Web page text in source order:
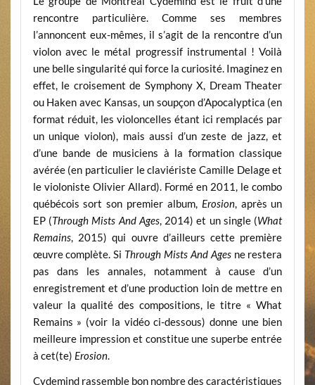
rencontre particulière. Comme ses membres
l’annoncent eux-mêmes, il s’agit de la rencontre d’un
violon avec le métal progressif instrumental ! Voilà
une belle singularité qui force la curiosité. Imaginez en
effet, le croisement de Symphony X, Dream Theater
ou Haken avec Kansas, un soupçon d’Apocalyptica (en
format réduit, les violoncelles étant ici remplacés par
un unique violon), mais aussi d’un zeste de jazz, et
d’une bande de musiciens à la formation classique
avérée (en particulier le claviériste Camille Delage et
le violoniste Olivier Allard). Formé en 2011, le combo
québécois sort son premier album, Erosion, après un
EP (Through Mists And Ages, 2014) et un single (What
Remains, 2015) qui ouvre d’ailleurs cette première
œuvre complète. Si Through Mists And Agesne restera
pas dans les annales, notamment à cause d’un
enregistrement et d’une production loin de mettre en
valeur la qualité des compositions, le titre « What
Remains » (voir la vidéo ci-dessous) donne une bien
meilleure impression et constitue une superbe entrée
à cet(te) Erosion.
Cydemind rassemble bon nombre des caractéristiques